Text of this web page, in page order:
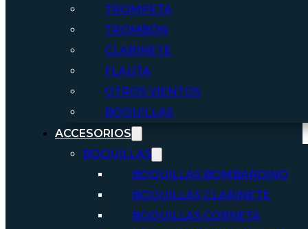
TROMPETA
TROMBÓN
CLARINETE
FLAUTA
OTROS VIENTOS
BOQUILLAS
ACCESORIOS
BOQUILLAS
BOQUILLAS BOMBARDINO
BOQUILLAS CLARINETE
BOQUILLAS CORNETA